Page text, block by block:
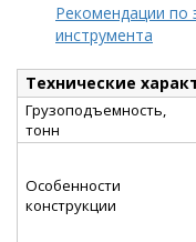
Рекомендации по
инструмента
Технические
Грузоподъемность,
тонн
Особенности
конструкции